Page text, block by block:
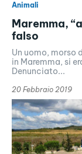
Animali
Maremma,
falso
Un uomo, morso
in Maremma, si
Denunciato...
20 Febbraio 2019